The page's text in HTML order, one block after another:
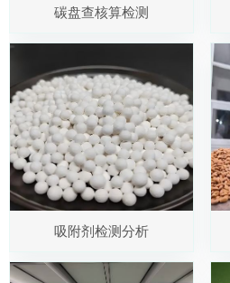
碳盘查核算检测
吸附剂检测分析